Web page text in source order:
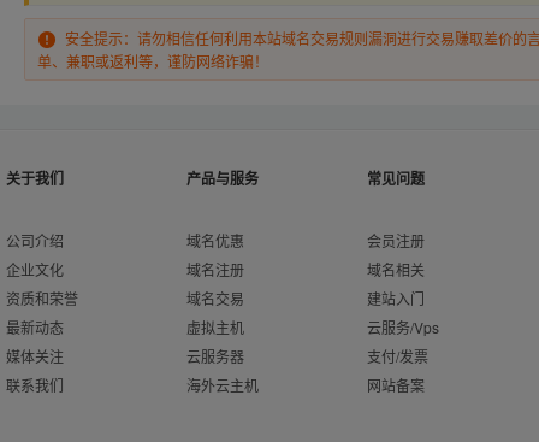
安全提示：请勿相信任何利用本站域名交易规则漏洞进行交易赚取差价的
单、兼职或返利等，谨防网络诈骗！
关于我们
公司介绍
企业文化
资质和荣誉
最新动态
媒体关注
联系我们
产品与服务
域名优惠
域名注册
域名交易
虚拟主机
云服务器
海外云主机
常见问题
会员注册
域名相关
建站入门
云服务/Vps
支付/发票
网站备案